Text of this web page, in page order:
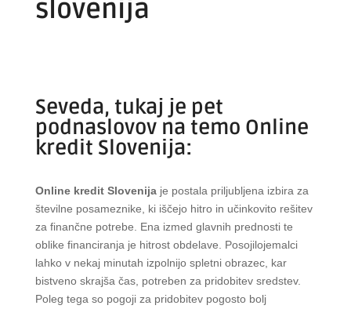
slovenija
Seveda, tukaj je pet
podnaslovov na temo Online
kredit Slovenija:
Online kredit Slovenijaje postala priljubljena izbira za
številne posameznike, ki iščejo hitro in učinkovito rešitev
za finančne potrebe. Ena izmed glavnih prednosti te
oblike financiranja je hitrost obdelave. Posojilojemalci
lahko v nekaj minutah izpolnijo spletni obrazec, kar
bistveno skrajša čas, potreben za pridobitev sredstev.
Poleg tega so pogoji za pridobitev pogosto bolj